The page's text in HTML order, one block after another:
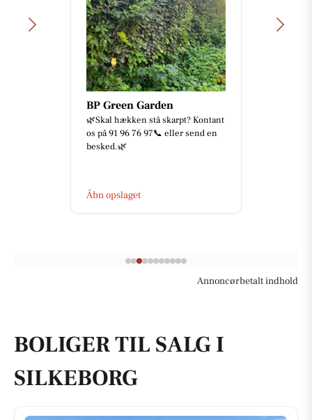
BP Green Garden
🌿Skal hækken stå skarpt? Kontant
os på 91 96 76 97📞 eller send en
besked.🌿
Åbn opslaget
Annoncørbetalt indhold
BOLIGER TIL SALG I
SILKEBORG